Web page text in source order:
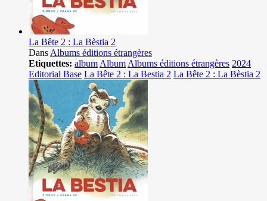
La Bête 2 : La Bèstia 2
Dans Albums éditions étrangères
Etiquettes: album Album Albums éditions étrangères 2024
Editorial Base La Bête 2 : La Bestia 2 La Bête 2 : La Bèstia 2